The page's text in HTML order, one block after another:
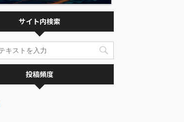
サイト内検索
投稿頻度